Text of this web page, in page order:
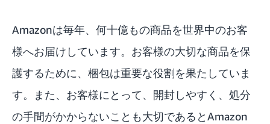
Amazonは毎年、何十億もの商品を世界中のお客
様へお届けしています。お客様の大切な商品を保
護するために、梱包は重要な役割を果たしていま
す。また、お客様にとって、開封しやすく、処分
の手間がかからないことも大切であるとAmazon